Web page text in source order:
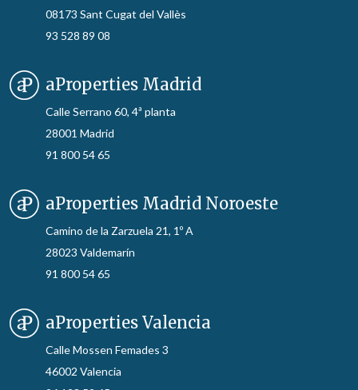
08173 Sant Cugat del Vallès
93 528 89 08
aProperties Madrid
Calle Serrano 60, 4ª planta
28001 Madrid
91 800 54 65
aProperties Madrid Noroeste
Camino de la Zarzuela 21, 1º A
28023 Valdemarín
91 800 54 65
aProperties Valencia
Calle Mossen Femades 3
46002 Valencia